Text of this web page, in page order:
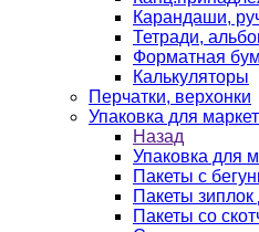
Карандаши,
Тетради,
Форматная
Калькуляторы
Перчатки, верхонки
Упаковка для
Назад
Упаковка для
Пакеты с
Пакеты
Пакеты со